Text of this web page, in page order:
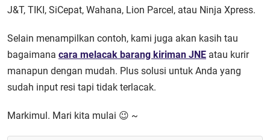
J&T, TIKI, SiCepat, Wahana, Lion Parcel, atau Ninja Xpress.
Selain menampilkan contoh, kami juga akan kasih tau
bagaimana cara melacak barang kiriman JNE atau kurir
manapun dengan mudah. Plus solusi untuk Anda yang
sudah input resi tapi tidak terlacak.
Markimul. Mari kita mulai 😉 ~